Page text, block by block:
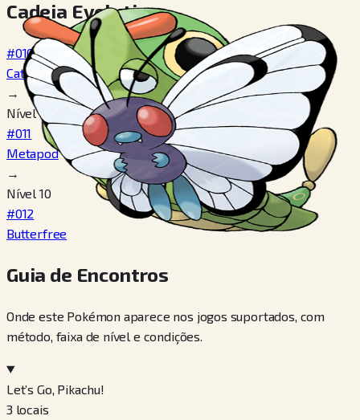
Cadeia Evolutiva
#010
Caterpie
→
Nível 7
#011
Metapod
→
Nível 10
#012
Butterfree
Guia de Encontros
Onde este Pokémon aparece nos jogos suportados, com
método, faixa de nível e condições.
Let’s Go, Pikachu!
3 locais